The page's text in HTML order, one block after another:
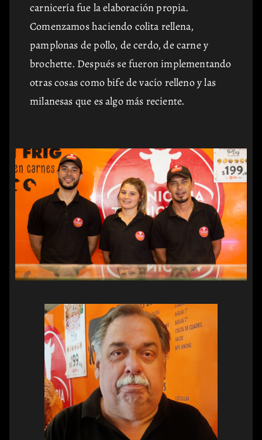
carnicería fue la elaboración propia.
Comenzamos haciendo colita rellena,
pamplonas de pollo, de cerdo, de carne y
brochette. Después se fueron implementando
otras cosas como bife de vacío relleno y las
milanesas que es algo más reciente.